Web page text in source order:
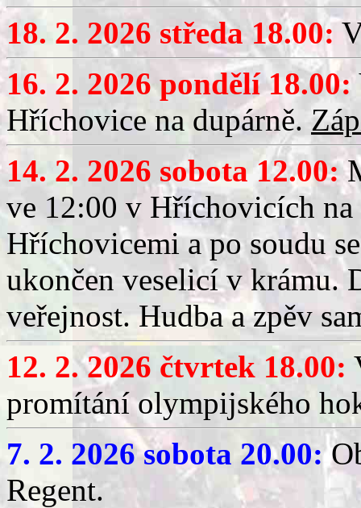
18. 2. 2026 středa 18.00:
16. 2. 2026 pondělí 18.00:
Hříchovice na dupárně.
14. 2. 2026 sobota 12.00:
ve 12:00 v Hříchovicích
Hříchovicemi a po soudu
ukončen veselicí v krámu.
veřejnost. Hudba a zpěv
12. 2. 2026 čtvrtek 18.00:
promítání olympijského
7. 2. 2026 sobota 20.00:
Regent.